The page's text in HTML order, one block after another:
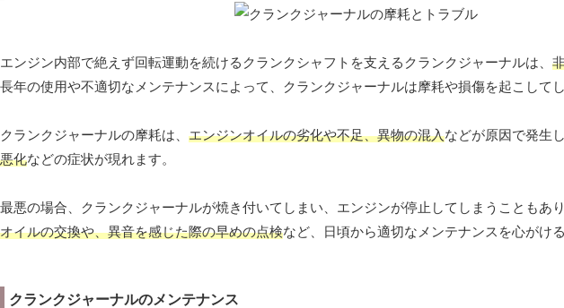
エンジン内部で絶えず回転運動を続けるクランクシャフトを支えるクランクジャーナルは、
長年の使用や不適切なメンテナンスによって、クランクジャーナルは摩耗や損傷を起こして
クランクジャーナルの摩耗は、 エンジンオイルの劣化や不足、異物の混入などが原因で発生
悪化などの症状が現れます。
最悪の場合、クランクジャーナルが焼き付いてしまい、エンジンが停止してしまうこともあ
オイルの交換や、異音を感じた際の早めの点検など、日頃から適切なメンテナンスを心がけ
クランクジャーナルのメンテナンス